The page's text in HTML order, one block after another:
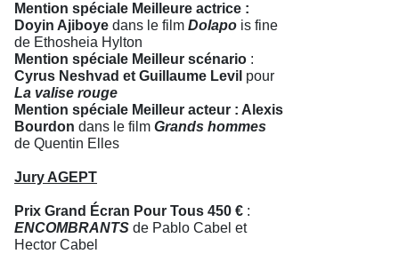
Mention spéciale Meilleure actrice :
Doyin Ajiboye dans le film Dolapo is fine
de Ethosheia Hylton
Mention spéciale Meilleur scénario :
Cyrus Neshvad et Guillaume Levil pour
La valise rouge
Mention spéciale Meilleur acteur : Alexis
Bourdon dans le film Grands hommes
de Quentin Elles
Jury AGEPT
Prix Grand Écran Pour Tous 450 € :
ENCOMBRANTS de Pablo Cabel et
Hector Cabel